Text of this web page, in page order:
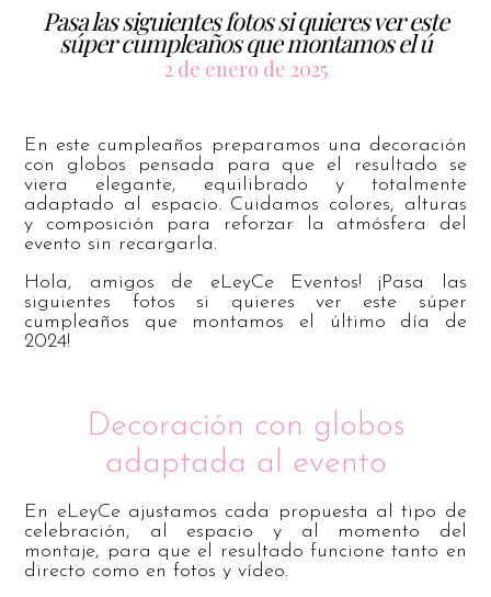
Pasa las siguientes fotos si quieres ver este
súper cumpleaños que montamos el ú
2 de enero de 2025
En este cumpleaños preparamos una decoración
con globos pensada para que el resultado se
viera elegante, equilibrado y totalmente
adaptado al espacio. Cuidamos colores, alturas
y composición para reforzar la atmósfera del
evento sin recargarla.
Hola, amigos de eLeyCe Eventos! ¡Pasa las
siguientes fotos si quieres ver este súper
cumpleaños que montamos el último día de
2024!
Decoración con globos
adaptada al evento
En eLeyCe ajustamos cada propuesta al tipo de
celebración, al espacio y al momento del
montaje, para que el resultado funcione tanto en
directo como en fotos y vídeo.